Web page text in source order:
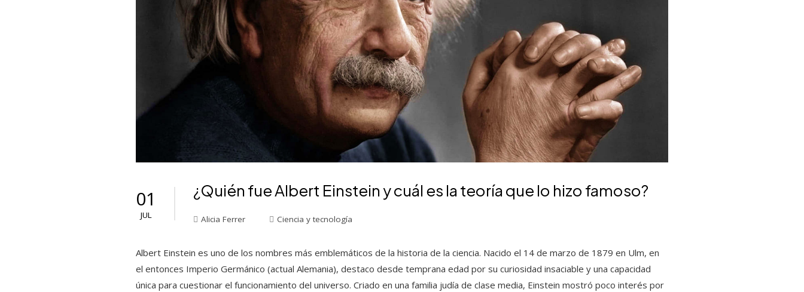
01
JUL
¿Quién fue Albert Einstein y cuál es la teoría que lo hizo famoso?
Alicia Ferrer Ciencia y tecnología
Albert Einstein es uno de los nombres más emblemáticos de la historia de la ciencia. Nacido el 14 de marzo de 1879 en Ulm, en
el entonces Imperio Germánico (actual Alemania), destaco desde temprana edad por su curiosidad insaciable y una capacidad
única para cuestionar el funcionamiento del universo. Criado en una familia judía de clase media, Einstein mostró poco interés por